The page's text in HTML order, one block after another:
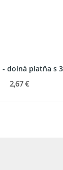
- dolná platňa s
2,67 €